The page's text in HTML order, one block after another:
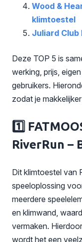
Wood &
klimtoestel
Juliard
Deze TOP 5 is
werking, prijs,
gebruikers.
zodat je
1️⃣
RiverRun –
Dit klimtoestel van
speeloplossing
meerdere
en klimwand,
vermaken.
wordt het een